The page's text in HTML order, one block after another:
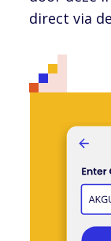
direct via